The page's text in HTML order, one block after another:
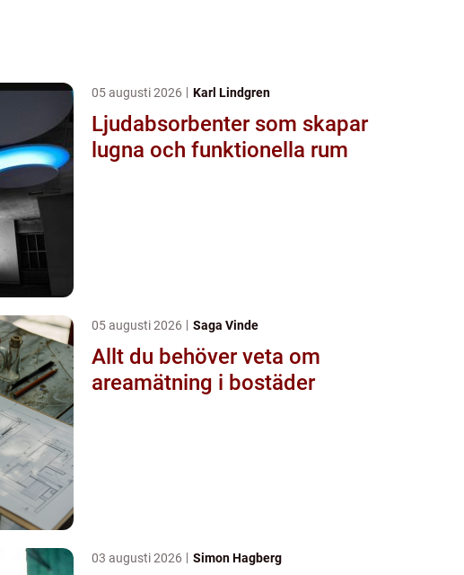
05 augusti 2026 Karl Lindgren
Ljudabsorbenter som skapar
lugna och funktionella rum
05 augusti 2026 Saga Vinde
Allt du behöver veta om
areamätning i bostäder
03 augusti 2026 Simon Hagberg